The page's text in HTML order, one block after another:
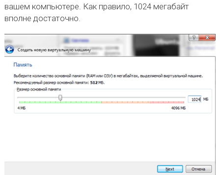
вашем компьютере. Как правило, 1024 мегабайт
вполне достаточно.